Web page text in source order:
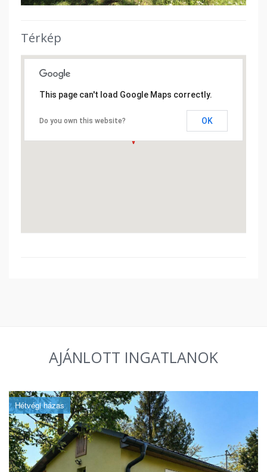
Térkép
This page can't load Google Maps correctly.
Do you own this website? OK
AJÁNLOTT INGATLANOK
Hétvégi házas